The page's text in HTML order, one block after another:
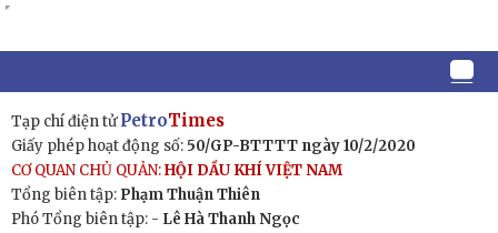
Tạp chí điện tửPetroTimes
Giấy phép hoạt động số: 50/GP-BTTTT ngày 10/2/2020
CƠ QUAN CHỦ QUẢN:HỘI DẦU KHÍ VIỆT NAM
Tổng biên tập: Phạm Thuận Thiên
Phó Tổng biên tập: - Lê Hà Thanh Ngọc